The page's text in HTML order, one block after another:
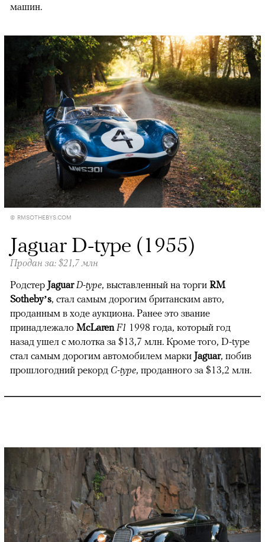
машин.
© RMSOTHEBYS.COM
Jaguar D-type (1955)
Продан за: $21,7 млн
Родстер Jaguar D-type, выставленный на торги RM
Sotheby’s, стал самым дорогим британским авто,
проданным в ходе аукциона. Ранее это звание
принадлежало McLaren F1 1998 года, который год
назад ушел с молотка за $13,7 млн. Кроме того, D-type
стал самым дорогим автомобилем марки Jaguar, побив
прошлогодний рекорд C-type, проданного за $13,2 млн.